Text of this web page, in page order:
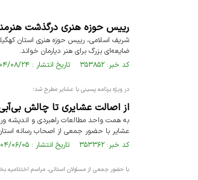
رییس حوزه هنری درگذشت
شریف اسلامی، رییس حوزه هنری استان
ضایعه‌ای بزرگ برای هنر دیارمان خواند.
کد خبر: ۳۵۳۸۵۲ تاریخ انتشار : ۱۴۰۴/۰۸/۲۴
در ویژه برنامه پسینی با عشایر مطرح شد؛
از اصالت عشایری تا چالش
به همت واحد مطالعات راهبردی و اندیشه
عشایر با حضور جمعی از اصحاب رسانه
کد خبر: ۳۵۳۳۶۲ تاریخ انتشار : ۱۴۰۴/۰۶/۰۵
با حضور جمعی از مسئولان استانی، مراسم اختتامیه